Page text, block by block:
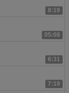
8:19
05:08
6:31
7:19